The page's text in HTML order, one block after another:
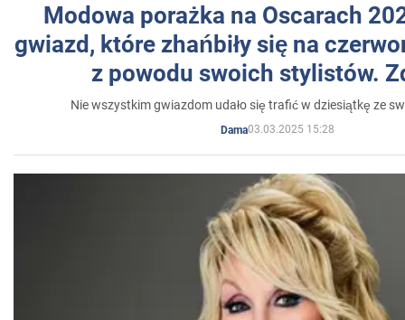
Modowa porażka na Oscarach
gwiazd, które zhańbiły się na
z powodu swoich stylistów.
Nie wszystkim gwiazdom udało się trafić w dziesiątkę ze
Dama03.03.2025 15:28